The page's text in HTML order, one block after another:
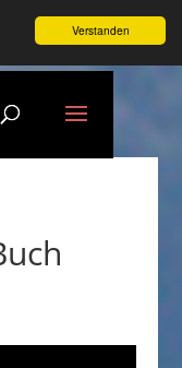
Verstanden